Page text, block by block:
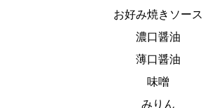
お好み焼きソース
濃口醤油
薄口醤油
味噌
みりん